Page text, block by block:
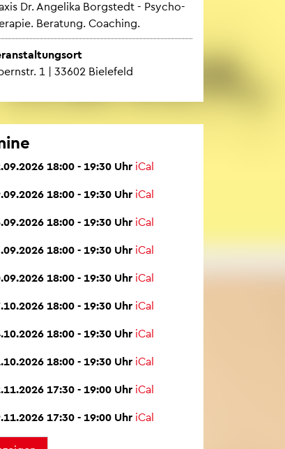
Dr. An­ge­li­ka Borgstedt - Psy­cho­
Be­ra­tung. Coa­ching.
1 | 33602 Bie­le­feld
18:00 - 19:30 Uhr iCal
18:00 - 19:30 Uhr iCal
18:00 - 19:30 Uhr iCal
18:00 - 19:30 Uhr iCal
18:00 - 19:30 Uhr iCal
18:00 - 19:30 Uhr iCal
18:00 - 19:30 Uhr iCal
18:00 - 19:30 Uhr iCal
17:30 - 19:00 Uhr iCal
17:30 - 19:00 Uhr iCal